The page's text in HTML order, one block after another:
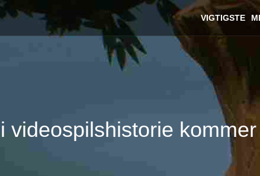
VIGTIGSTE
videospilshistorie